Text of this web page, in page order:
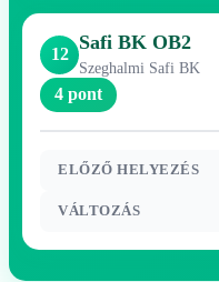
12
Safi BK OB2
Szeghalmi Safi BK
4 pont
ELŐZŐ HELYEZÉS
VÁLTOZÁS